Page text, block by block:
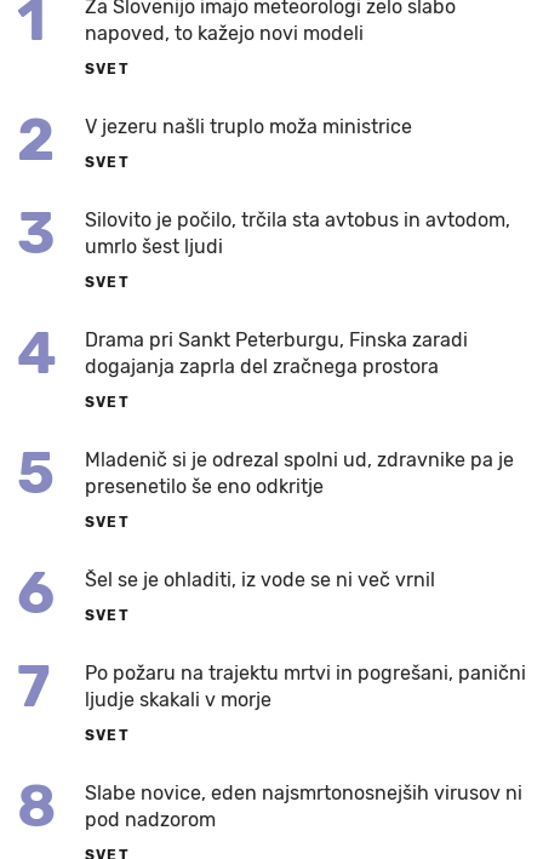
1
Za Slovenijo imajo meteorologi zelo slabo
napoved, to kažejo novi modeli
SVET
2 V jezeru našli truplo moža ministrice
SVET
3
Silovito je počilo, trčila sta avtobus in avtodom,
umrlo šest ljudi
SVET
4
Drama pri Sankt Peterburgu, Finska zaradi
dogajanja zaprla del zračnega prostora
SVET
5
Mladenič si je odrezal spolni ud, zdravnike pa je
presenetilo še eno odkritje
SVET
6 Šel se je ohladiti, iz vode se ni več vrnil
SVET
7
Po požaru na trajektu mrtvi in pogrešani, panični
ljudje skakali v morje
SVET
8
Slabe novice, eden najsmrtonosnejših virusov ni
pod nadzorom